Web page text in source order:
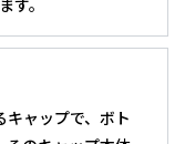
す。
ャップで、ボト